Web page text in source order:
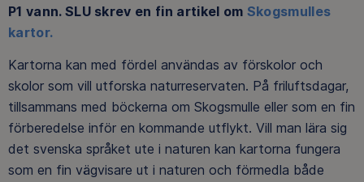
P1 vann. SLU skrev en fin artikel om Skogsmulles
kartor.
Kartorna kan med fördel användas av förskolor och
skolor som vill utforska naturreservaten. På friluftsdagar,
tillsammans med böckerna om Skogsmulle eller som en fin
förberedelse inför en kommande utflykt. Vill man lära sig
det svenska språket ute i naturen kan kartorna fungera
som en fin vägvisare ut i naturen och förmedla både